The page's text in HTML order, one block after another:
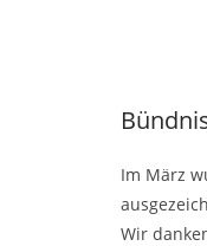
Im März
Wir